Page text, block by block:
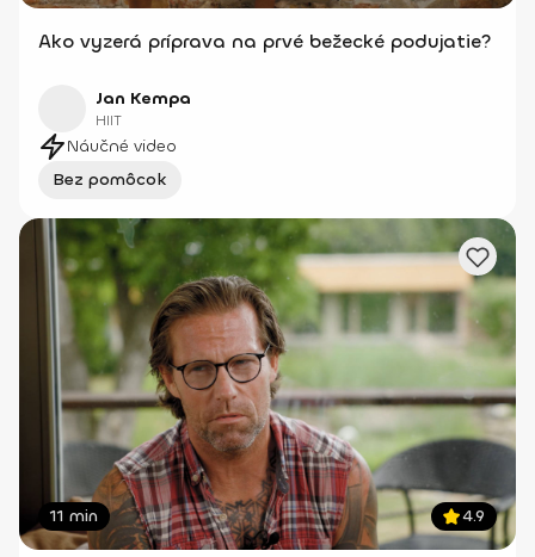
Ako vyzerá príprava na prvé bežecké podujatie?
Jan Kempa
HIIT
Náučné video
Bez pomôcok
11 min 4.9